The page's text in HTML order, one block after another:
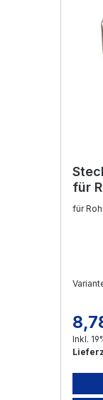
für
V2A
für
Inkl.